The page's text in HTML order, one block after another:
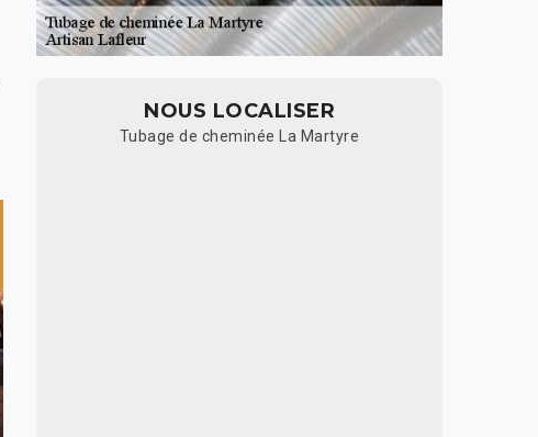
NOUS LOCALISER
Tubage de cheminée La Martyre